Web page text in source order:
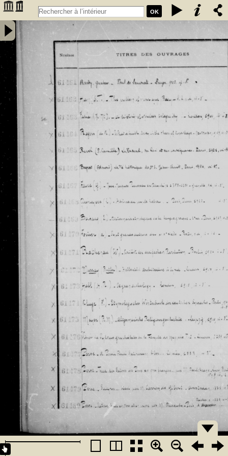
OK
Inventaire des fonds patrimoniaux lettres et sciences des
bibliothèques universitaires de Bordeaux. Registre 42. Numéros
d'inventaire de FR 61461 à FR 62480 - Université de Bordeaux
(1441-1970)